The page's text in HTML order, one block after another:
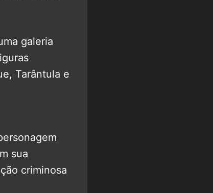
galeria
Tarântula e
sua
criminosa